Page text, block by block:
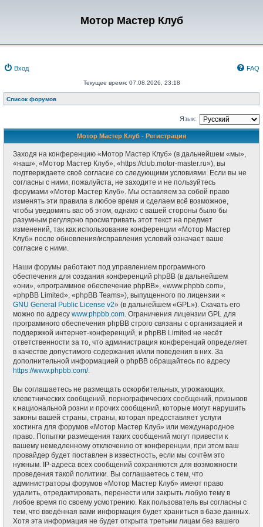
Мотор Мастер Клуб
Вход FAQ
Текущее время: 07.08.2026, 23:18
Список форумов
Язык:
Мотор Мастер Клуб - Регистрация
Заходя на конференцию «Мотор Мастер Клуб» (в дальнейшем «мы»,
«наш», «Мотор Мастер Клуб», «https://club.motor-master.ru»), вы
подтверждаете своё согласие со следующими условиями. Если вы не
согласны с ними, пожалуйста, не заходите и не пользуйтесь
форумами «Мотор Мастер Клуб». Мы оставляем за собой право
изменять эти правила в любое время и сделаем всё возможное,
чтобы уведомить вас об этом, однако с вашей стороны было бы
разумным регулярно просматривать этот текст на предмет
изменений, так как использование конференции «Мотор Мастер
Клуб» после обновления/исправления условий означает ваше
согласие с ними.
Наши форумы работают под управлением программного
обеспечения для создания конференций phpBB (в дальнейшем
«они», «программное обеспечение phpBB», «www.phpbb.com»,
«phpBB Limited», «phpBB Teams»), выпущенного по лицензии «
GNU General Public License v2» (в дальнейшем «GPL»). Скачать его
можно по адресу www.phpbb.com . Ограничения лицензии GPL для
программного обеспечения phpBB строго связаны с организацией и
поддержкой интернет-конференций, и phpBB Limited не несёт
ответственности за то, что администрация конференций определяет
в качестве допустимого содержания и/или поведения в них. За
дополнительной информацией о phpBB обращайтесь по адресу
https://www.phpbb.com/.
Вы соглашаетесь не размещать оскорбительных, угрожающих,
клеветнических сообщений, порнографических сообщений, призывов
к национальной розни и прочих сообщений, которые могут нарушить
законы вашей страны, страны, которая предоставляет услуги
хостинга для форумов «Мотор Мастер Клуб» или международное
право. Попытки размещения таких сообщений могут привести к
вашему немедленному отключению от конференции, при этом ваш
провайдер будет поставлен в известность, если мы сочтём это
нужным. IP-адреса всех сообщений сохраняются для возможности
проведения такой политики. Вы соглашаетесь с тем, что
администраторы форумов «Мотор Мастер Клуб» имеют право
удалить, отредактировать, перенести или закрыть любую тему в
любое время по своему усмотрению. Как пользователь вы согласны с
тем, что введённая вами информация будет храниться в базе данных.
Хотя эта информация не будет открыта третьим лицам без вашего